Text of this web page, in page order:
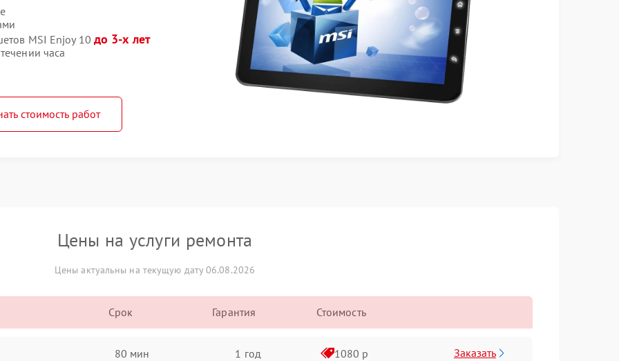
MSI Enjoy 10 до 3-х лет
часа
стоимость работ
Цены на услуги ремонта
Цены актуальны на текущую дату 06.08.2026
Срок Гарантия Стоимость
80 мин 1 год 1080 р Заказать